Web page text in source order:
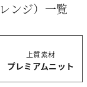
ンジ）一覧
上質素材
プレミアムニット